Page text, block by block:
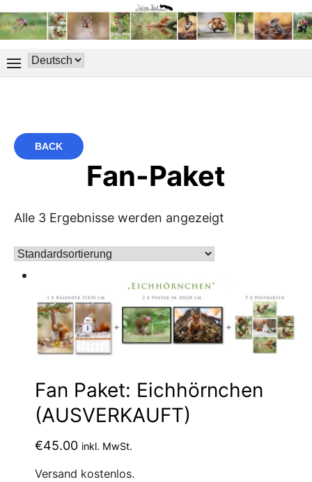
BACK
Fan-Paket
Alle 3 Ergebnisse werden angezeigt
Fan Paket: Eichhörnchen
(AUSVERKAUFT)
€45.00 inkl. MwSt.
Versand kostenlos.